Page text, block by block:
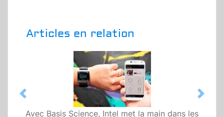
Articles en relation
Avec Basis Science, Intel met la main dans les
Previous Next